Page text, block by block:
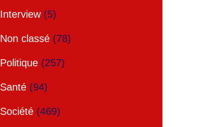
Interview(5)
Non classé (78)
Politique (257)
Santé (94)
Société (469)